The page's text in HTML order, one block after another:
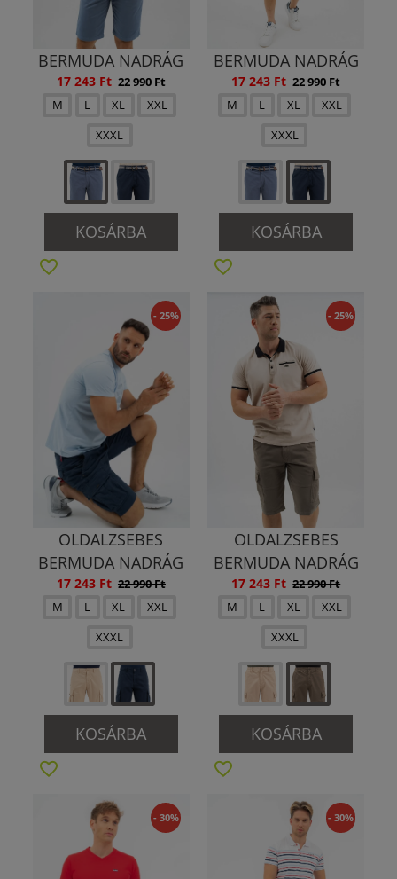
BERMUDA NADRÁG
17 243 Ft 22 990 Ft
M
L XL
XXL
XXXL
KOSÁRBA
BERMUDA NADRÁG
17 243 Ft 22 990 Ft
M
L XL
XXL
XXXL
KOSÁRBA
- 25%
OLDALZSEBES
BERMUDA NADRÁG
17 243 Ft 22 990 Ft
M
L XL
XXL
XXXL
KOSÁRBA
- 25%
OLDALZSEBES
BERMUDA NADRÁG
17 243 Ft 22 990 Ft
M
L XL
XXL
XXXL
KOSÁRBA
- 30% - 30%